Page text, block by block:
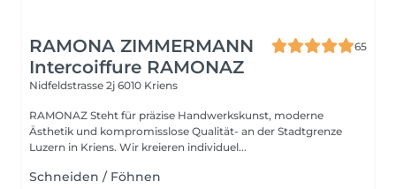
RAMONA ZIMMERMANN
Intercoiffure RAMONAZ
65
Nidfeldstrasse 2j 6010 Kriens
RAMONAZ Steht für präzise Handwerkskunst, moderne
Ästhetik und kompromisslose Qualität- an der Stadtgrenze
Luzern in Kriens. Wir kreieren individuel...
Schneiden / Föhnen